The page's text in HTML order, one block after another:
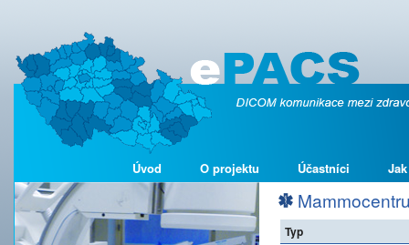
Úvod O projektu Účastníci
Typ